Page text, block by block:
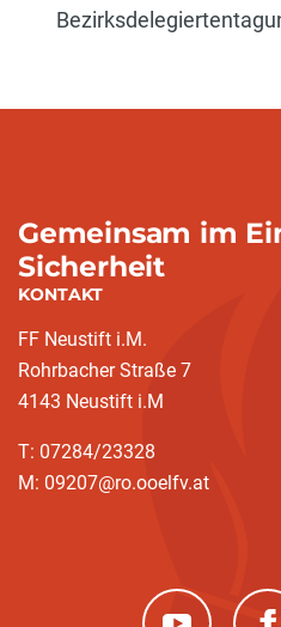
Gemeinsam im
Sicherheit
KONTAKT
FF Neustift i.M.
Rohrbacher Straße 7
4143 Neustift i.M
T: 07284/23328
M: 09207@ro.ooelfv.at